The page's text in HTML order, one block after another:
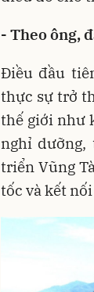
- Theo ông,
Điều đầu
thực sự trở
thế giới như
nghỉ
triển Vũng
tốc và kết